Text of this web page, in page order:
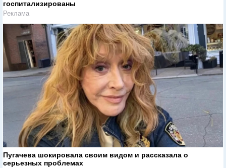
госпитализированы
Реклама
Пугачева шокировала своим видом и рассказала о
серьезных проблемах